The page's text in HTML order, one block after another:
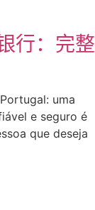
行：完整
uma
e seguro é
que deseja